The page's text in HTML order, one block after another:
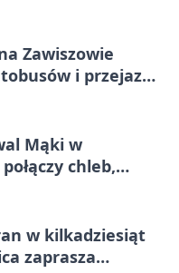
Zawiszowie
i przejazd
Mąki w
chleb,
w kilkadziesiąt
zaprasza